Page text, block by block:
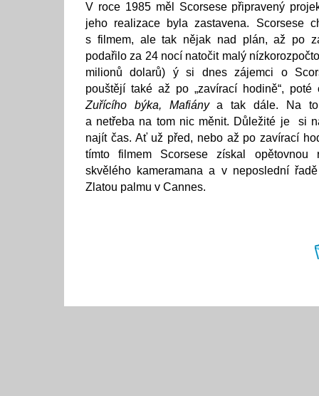
V roce 1985 měl Scorsese připravený
jeho realizace byla zastavena. Scorsese
s filmem, ale tak nějak nad plán, až po
podařilo za 24 nocí natočit malý
milionů dolarů) ý si dnes zájemci o
pouštějí také až po „zavírací hodině“,
Zuřícího býka, Mafiánya tak dále. Na
a netřeba na tom nic měnit. Důležité je si
najít čas. Ať už před, nebo až po zavírací
tímto filmem Scorsese získal
skvělého kameramana a v neposlední
Zlatou palmu v Cannes.